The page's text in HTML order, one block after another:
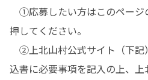
①応募したい方はこのページ
押してください。
②上北山村公式サイト（下記
込書に必要事項を記入の上、